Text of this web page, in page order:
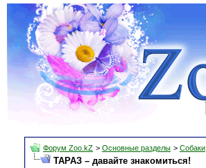
Форум Zoo.kZ > Основные разделы > Собаки
ТАРАЗ – давайте знакомиться!